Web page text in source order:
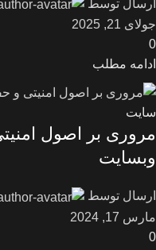
ارسال توسط
جولای 21, 2025
0
ادامه مطلب
سایت
مروری بر اصول
وبسایت
ارسال توسط
مارس 17, 2024
0